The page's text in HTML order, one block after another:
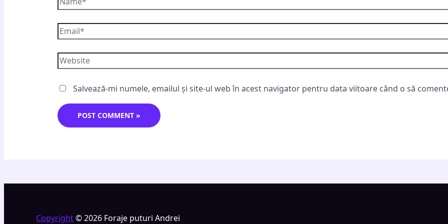
Salvează-mi numele, emailul și site-ul web în acest navigator pentru data viitoare când o să
Copyright© 2026 Foraje puturi Andrei